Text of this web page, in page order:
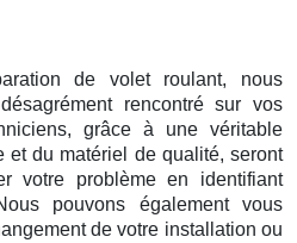
de volet roulant, nous
rencontré sur vos
grâce à une véritable
et du matériel de qualité, seront
votre problème en identifiant
pouvons également vous
de votre installation ou